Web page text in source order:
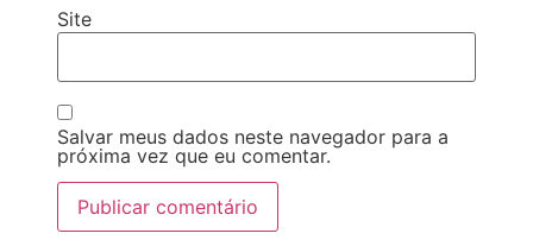
Site
Salvar meus dados neste navegador para a
próxima vez que eu comentar.